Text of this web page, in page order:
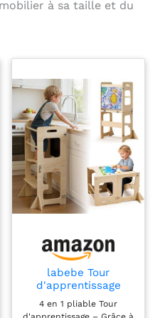
à sa taille et du
labebe Tour
d'apprentissage
pour Enfants,
Montessori Tour d
4 en 1 pliable Tour